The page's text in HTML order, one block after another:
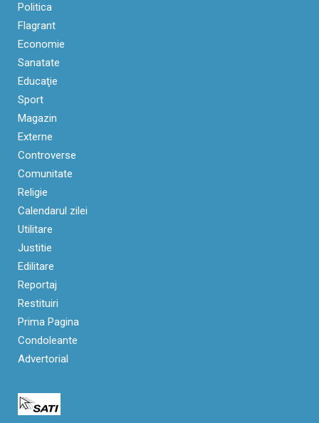
Politica
Flagrant
Economie
Sanatate
Educaţie
Sport
Magazin
Externe
Controverse
Comunitate
Religie
Calendarul zilei
Utilitare
Justitie
Edilitare
Reportaj
Restituiri
Prima Pagina
Condoleante
Advertorial